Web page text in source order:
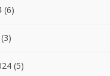
(6)
(3)
(5)